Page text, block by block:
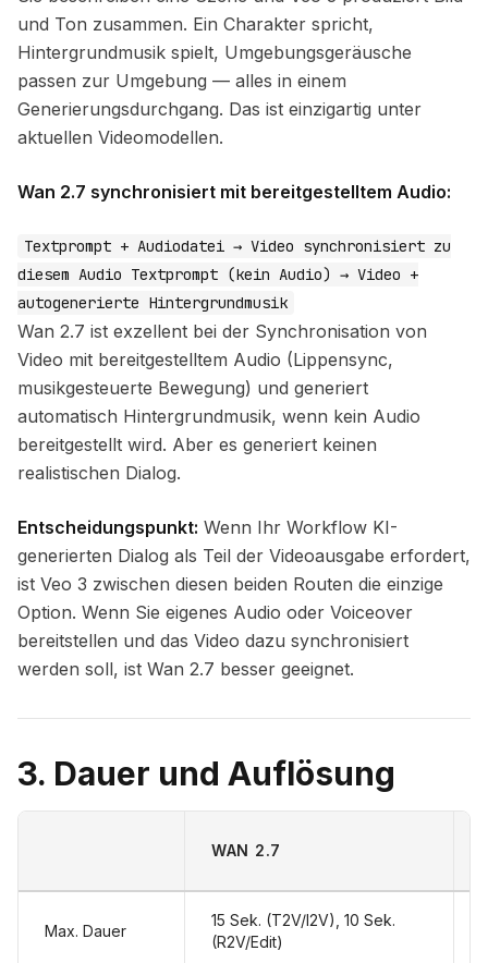
und Ton zusammen. Ein Charakter spricht,
Hintergrundmusik spielt, Umgebungsgeräusche
passen zur Umgebung — alles in einem
Generierungsdurchgang. Das ist einzigartig unter
aktuellen Videomodellen.
Wan 2.7 synchronisiert mit bereitgestelltem Audio:
Textprompt + Audiodatei → Video synchronisiert zu
diesem Audio Textprompt (kein Audio) → Video +
autogenerierte Hintergrundmusik
Wan 2.7 ist exzellent bei der Synchronisation von
Video mit bereitgestelltem Audio (Lippensync,
musikgesteuerte Bewegung) und generiert
automatisch Hintergrundmusik, wenn kein Audio
bereitgestellt wird. Aber es generiert keinen
realistischen Dialog.
Entscheidungspunkt: Wenn Ihr Workflow KI-
generierten Dialog als Teil der Videoausgabe erfordert,
ist Veo 3 zwischen diesen beiden Routen die einzige
Option. Wenn Sie eigenes Audio oder Voiceover
bereitstellen und das Video dazu synchronisiert
werden soll, ist Wan 2.7 besser geeignet.
3. Dauer und Auflösung
WAN 2.7
Max. Dauer
15 Sek. (T2V/I2V), 10 Sek.
(R2V/Edit)